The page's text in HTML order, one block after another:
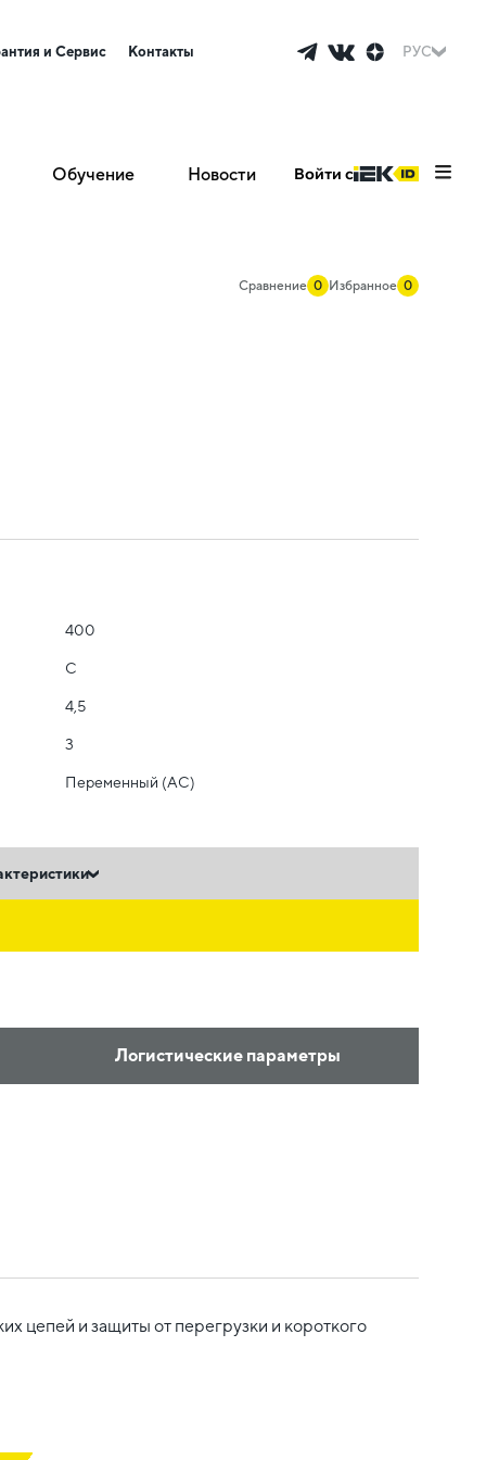
и Сервис Контакты РУС
Обучение Новости Войти с
Сравнение 0 Избранное 0
400
C
4,5
3
Переменный (AC)
Логистические параметры
цепей и защиты от перегрузки и короткого